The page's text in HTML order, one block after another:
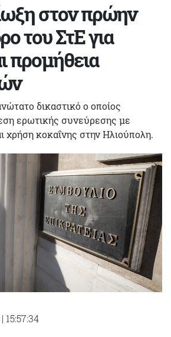
στον πρώην
του ΣτΕ για
προμήθεια
δικαστικό ο οποίος
ερωτικής συνεύρεσης με
χρήση κοκαΐνης στην Ηλιούπολη.
| 15:57:34